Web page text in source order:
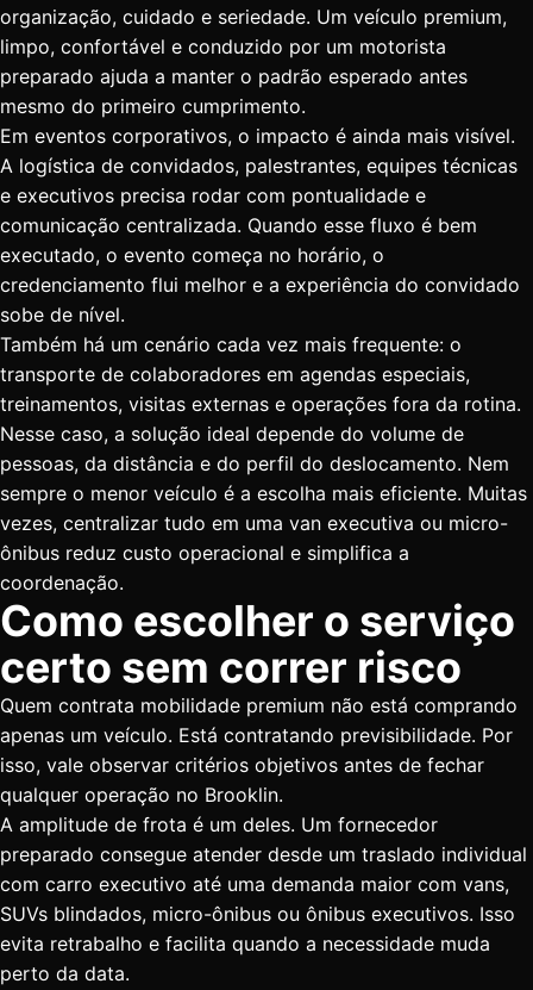
organização, cuidado e seriedade. Um veículo premium,
limpo, confortável e conduzido por um motorista
preparado ajuda a manter o padrão esperado antes
mesmo do primeiro cumprimento.
Em eventos corporativos, o impacto é ainda mais visível.
A logística de convidados, palestrantes, equipes técnicas
e executivos precisa rodar com pontualidade e
comunicação centralizada. Quando esse fluxo é bem
executado, o evento começa no horário, o
credenciamento flui melhor e a experiência do convidado
sobe de nível.
Também há um cenário cada vez mais frequente: o
transporte de colaboradores em agendas especiais,
treinamentos, visitas externas e operações fora da rotina.
Nesse caso, a solução ideal depende do volume de
pessoas, da distância e do perfil do deslocamento. Nem
sempre o menor veículo é a escolha mais eficiente. Muitas
vezes, centralizar tudo em uma van executiva ou micro-
ônibus reduz custo operacional e simplifica a
coordenação.
Como escolher o serviço
certo sem correr risco
Quem contrata mobilidade premium não está comprando
apenas um veículo. Está contratando previsibilidade. Por
isso, vale observar critérios objetivos antes de fechar
qualquer operação no Brooklin.
A amplitude de frota é um deles. Um fornecedor
preparado consegue atender desde um traslado individual
com carro executivo até uma demanda maior com vans,
SUVs blindados, micro-ônibus ou ônibus executivos. Isso
evita retrabalho e facilita quando a necessidade muda
perto da data.